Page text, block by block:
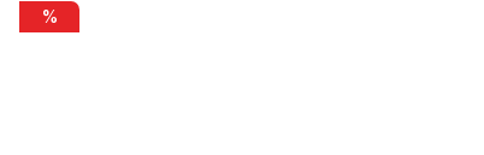
Sacoche vélo route pneu sac nylon rouge
%